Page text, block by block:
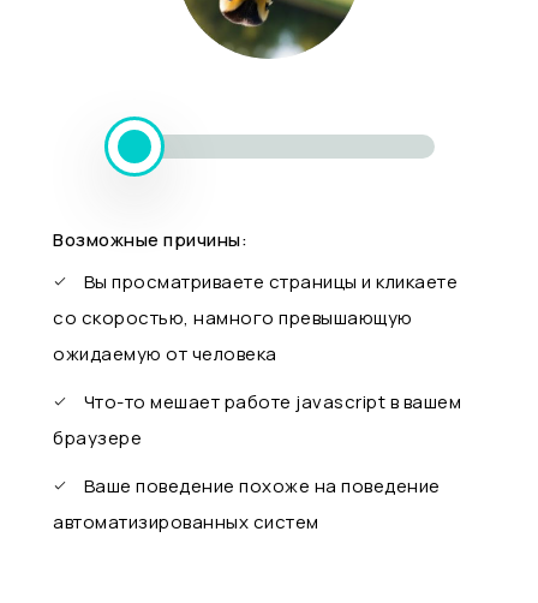
Возможные причины:
Вы просматриваете страницы и кликаете
со скоростью, намного превышающую
ожидаемую от человека
Что-то мешает работе javascript в вашем
браузере
Ваше поведение похоже на поведение
автоматизированных систем